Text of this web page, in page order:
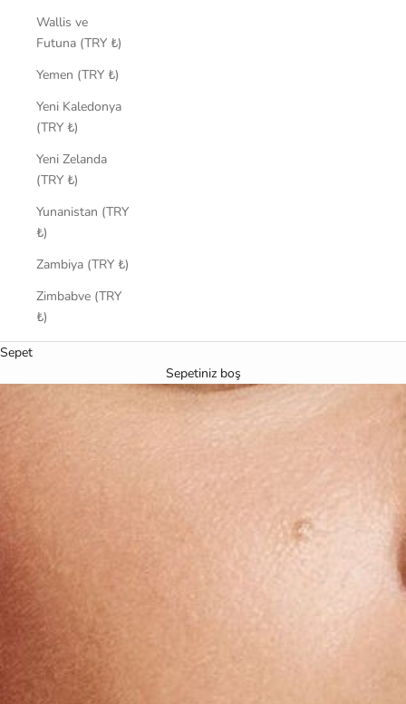
Wallis ve
Futuna (TRY ₺)
Yemen (TRY ₺)
Yeni Kaledonya
(TRY ₺)
Yeni Zelanda
(TRY ₺)
Yunanistan (TRY
₺)
Zambiya (TRY ₺)
Zimbabve (TRY
₺)
Sepet
Sepetiniz boş